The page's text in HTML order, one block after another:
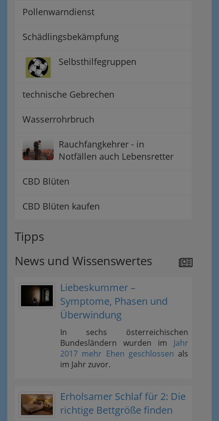
Pollenwarndienst
Schädlingsbekämpfung
Selbsthilfegruppen
technische Gebrechen
Wasserrohrbruch
Rauchfangkehrer - in
Notfällen auch Lebensretter
CBD Blüten
CBD Blüten kaufen
Tipps
News und Wissenswertes
Liebeskummer –
Symptome, Phasen und
Überwindung
In sechs österreichischen
Bundesländern wurden im Jahr
2017 mehr Ehen geschlossen als
im Jahr zuvor.
Erholsamer Schlaf für 2: Die
richtige Bettgröße finden